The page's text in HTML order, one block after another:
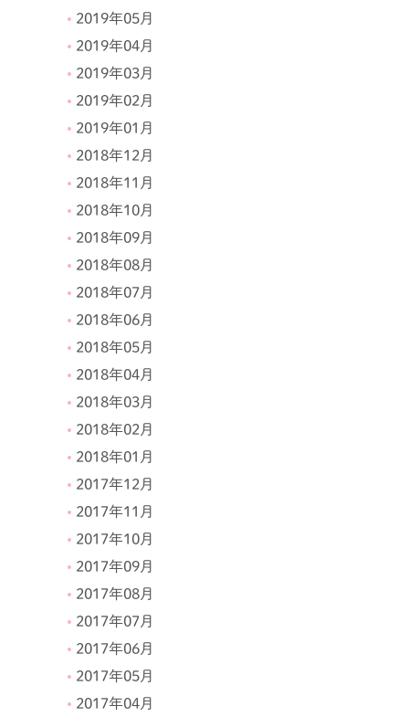
2019年05月
2019年04月
2019年03月
2019年02月
2019年01月
2018年12月
2018年11月
2018年10月
2018年09月
2018年08月
2018年07月
2018年06月
2018年05月
2018年04月
2018年03月
2018年02月
2018年01月
2017年12月
2017年11月
2017年10月
2017年09月
2017年08月
2017年07月
2017年06月
2017年05月
2017年04月